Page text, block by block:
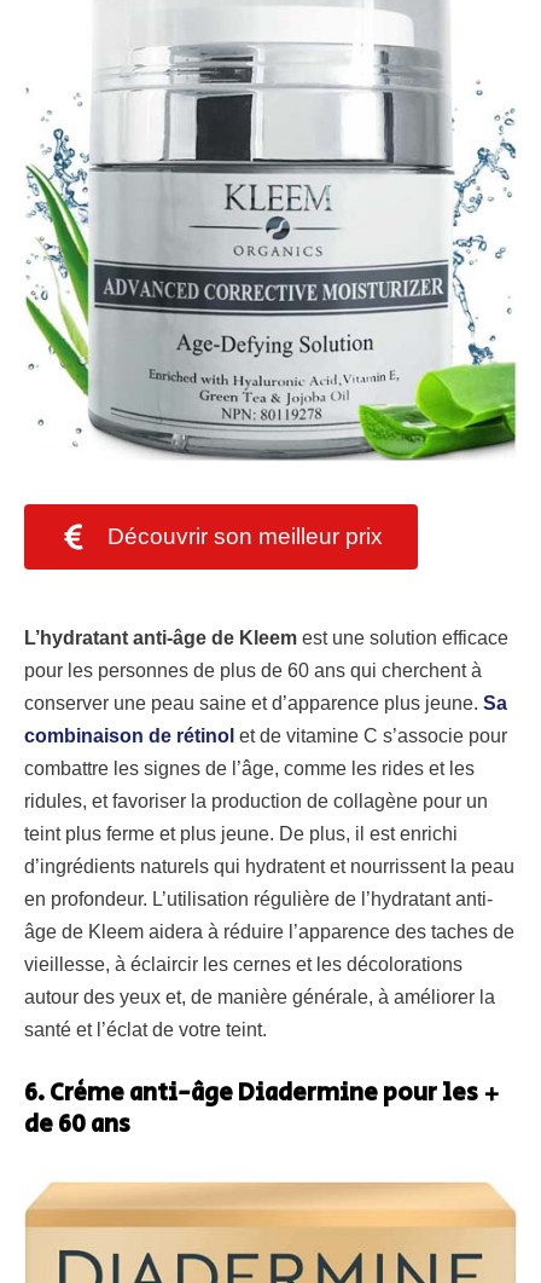
Découvrir son meilleur prix
L’hydratant anti-âge de Kleem est une solution efficace
pour les personnes de plus de 60 ans qui cherchent à
conserver une peau saine et d’apparence plus jeune. Sa
combinaison de rétinol et de vitamine C s’associe pour
combattre les signes de l’âge, comme les rides et les
ridules, et favoriser la production de collagène pour un
teint plus ferme et plus jeune. De plus, il est enrichi
d’ingrédients naturels qui hydratent et nourrissent la peau
en profondeur. L’utilisation régulière de l’hydratant anti-
âge de Kleem aidera à réduire l’apparence des taches de
vieillesse, à éclaircir les cernes et les décolorations
autour des yeux et, de manière générale, à améliorer la
santé et l’éclat de votre teint.
6. Crème anti-âge Diadermine pour les +
de 60 ans